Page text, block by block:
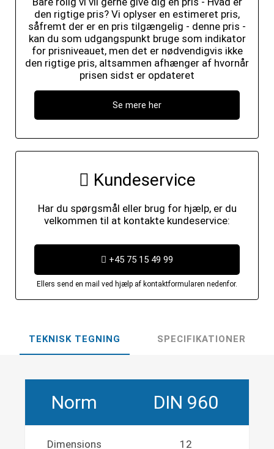
den rigtige pris? Vi oplyser en estimeret pris,
såfremt der er en pris tilgængelig - denne pris -
kan du som udgangspunkt bruge som indikator
for prisniveauet, men det er nødvendigvis ikke
den rigtige pris, altsammen afhænger af hvornår
prisen sidst er opdateret
Se mere her
Kundeservice
Har du spørgsmål eller brug for hjælp, er du
velkommen til at kontakte kundeservice:
+45 75 15 49 99
Ellers send en mail ved hjælp af kontaktformularen nedenfor.
TEKNISK TEGNING SPECIFIKATIONER
Norm DIN 960
Dimensions 12